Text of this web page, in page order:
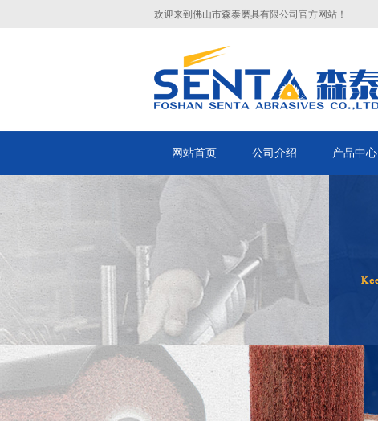
欢迎来到佛山市森泰磨具有限公司官方网站！
网站首页 公司介绍 产品中心